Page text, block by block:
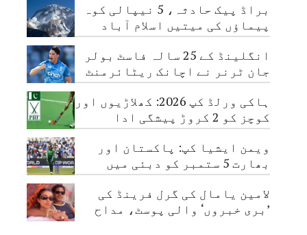
براڈ پیک حادثہ، 5 نیپالی کوہ
پیماؤں کی میتیں اسلام آباد
پہنچا دی گئیں
انگلینڈ کے 25 سالہ فاسٹ بولر
جان ٹرنر نے اچانک ریٹائرمنٹ
لے لی
ہاکی ورلڈ کپ 2026: کھلاڑیوں اور
کوچز کو 2 کروڑ پیشگی ادا
ویمن ایشیا کپ: پاکستان اور
بھارت 5 ستمبر کو دبئی میں
مدمقابل ہوں گے
لامین یامال کی گرل فرینڈ کی
’بری خبروں‘ والی پوسٹ، مداح